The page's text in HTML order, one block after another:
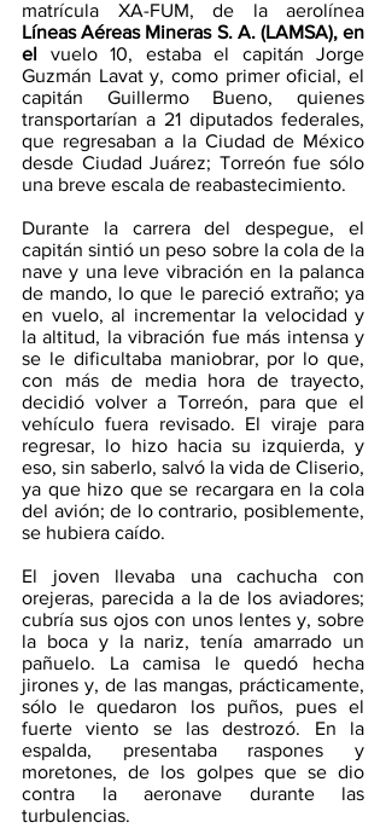
Líneas Aéreas Mineras S. A. (LAMSA), en
el vuelo 10, estaba el capitán Jorge
Guzmán Lavat y, como primer oficial, el
capitán Guillermo Bueno, quienes
transportarían a 21 diputados federales,
que regresaban a la Ciudad de México
desde Ciudad Juárez; Torreón fue sólo
una breve escala de reabastecimiento.
Durante la carrera del despegue, el
capitán sintió un peso sobre la cola de la
nave y una leve vibración en la palanca
de mando, lo que le pareció extraño; ya
en vuelo, al incrementar la velocidad y
la altitud, la vibración fue más intensa y
se le dificultaba maniobrar, por lo que,
con más de media hora de trayecto,
decidió volver a Torreón, para que el
vehículo fuera revisado. El viraje para
regresar, lo hizo hacia su izquierda, y
eso, sin saberlo, salvó la vida de Cliserio,
ya que hizo que se recargara en la cola
del avión; de lo contrario, posiblemente,
se hubiera caído.
El joven llevaba una cachucha con
orejeras, parecida a la de los aviadores;
cubría sus ojos con unos lentes y, sobre
la boca y la nariz, tenía amarrado un
pañuelo. La camisa le quedó hecha
jirones y, de las mangas, prácticamente,
sólo le quedaron los puños, pues el
fuerte viento se las destrozó. En la
espalda, presentaba raspones y
moretones, de los golpes que se dio
contra la aeronave durante las
turbulencias.